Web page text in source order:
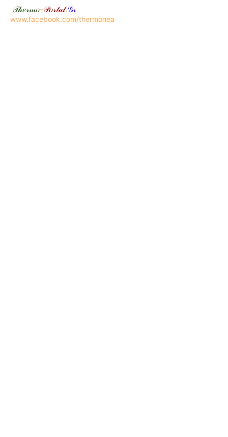
𝒯𝒽𝑒𝓇𝓂𝑜-𝒫𝑜𝓇𝓉𝒶𝓁.𝒢𝓇
www.facebook.com/thermonea